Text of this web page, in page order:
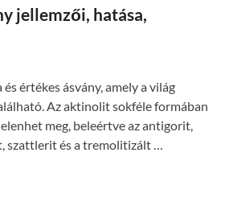
jellemzői, hatása,
értékes ásvány, amely a világ
Az aktinolit sokféle formában
meg, beleértve az antigorit,
szattlerit és a tremolitizált …